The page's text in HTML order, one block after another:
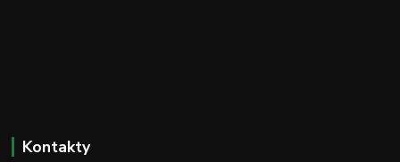
Kontakty